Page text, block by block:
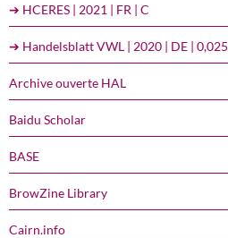
➔ HCERES | 2021 | FR | C
➔ Handelsblatt VWL | 2020 | DE | 0,025
Archive ouverte HAL
Baidu Scholar
BASE
BrowZine Library
Cairn.info